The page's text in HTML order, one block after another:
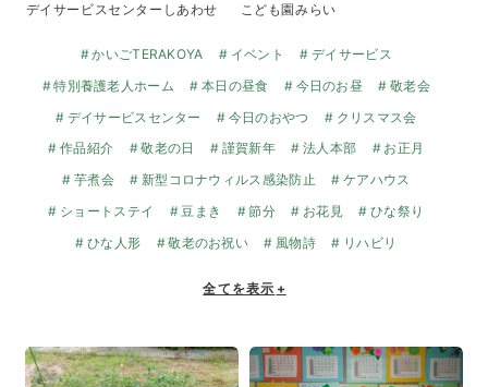
デイサービスセンターしあわせ
こども園みらい
かいごTERAKOYA イベント
デイサービス
特別養護老人ホーム
本日の昼食 今日のお昼
敬老会
デイサービスセンター
今日のおやつ
クリスマス会
作品紹介
敬老の日 謹賀新年 法人本部
お正月
芋煮会
新型コロナウィルス感染防止
ケアハウス
ショートステイ
豆まき 節分 お花見
ひな祭り
ひな人形
敬老のお祝い 風物詩 リハビリ
全てを表示 +